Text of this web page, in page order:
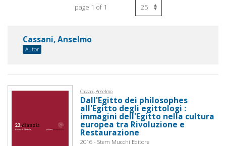
page 1 of 1
Cassani, Anselmo
Autor
Cassani, Anselmo
Dall'Egitto dei philosophes
all'Egitto degli egittologi :
immagini dell'Egitto nella cultura
europea tra Rivoluzione e
Restaurazione
2016 - Stem Mucchi Editore